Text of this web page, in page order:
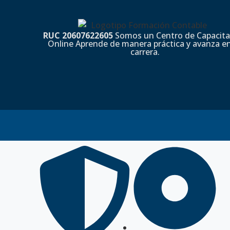
RUC 20607622605 Somos un Centro de
Online Aprende de manera práctica y avanza
carrera.